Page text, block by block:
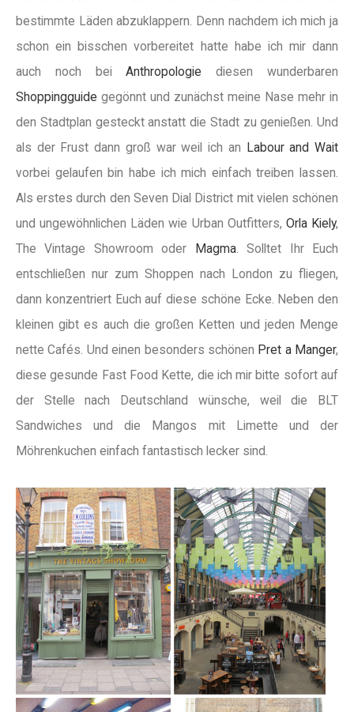
bestimmte Läden abzuklappern. Denn nachdem ich mich ja
schon ein bisschen vorbereitet hatte habe ich mir dann
auch noch beiAnthropologie diesen wunderbaren
Shoppingguide gegönnt und zunächst meine Nase mehr in
den Stadtplan gesteckt anstatt die Stadt zu genießen. Und
als der Frust dann groß war weil ich an Labour and Wait
vorbei gelaufen bin habe ich mich einfach treiben lassen.
Als erstes durch den Seven Dial District mit vielen schönen
und ungewöhnlichen Läden wie Urban Outfitters, Orla Kiely,
The Vintage Showroom oder Magma. Solltet Ihr Euch
entschließen nur zum Shoppen nach London zu fliegen,
dann konzentriert Euch auf diese schöne Ecke. Neben den
kleinen gibt es auch die großen Ketten und jeden Menge
nette Cafés. Und einen besonders schönen Pret a Manger,
diese gesunde Fast Food Kette, die ich mir bitte sofort auf
der Stelle nach Deutschland wünsche, weil die BLT
Sandwiches und die Mangos mit Limette und der
Möhrenkuchen einfach fantastisch lecker sind.